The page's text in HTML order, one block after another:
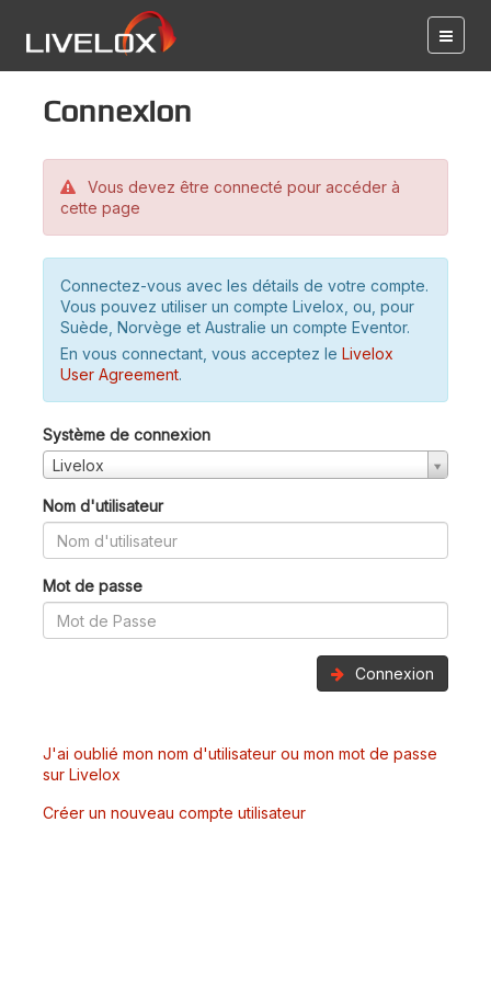
Connexion
Vous devez être connecté pour accéder à
cette page
Connectez-vous avec les détails de votre compte.
Vous pouvez utiliser un compte Livelox, ou, pour
Suède, Norvège et Australie un compte Eventor.
En vous connectant, vous acceptez le Livelox
User Agreement.
Système de connexion
Livelox
Nom d'utilisateur
Mot de passe
Connexion
J'ai oublié mon nom d'utilisateur ou mon mot de passe
sur Livelox
Créer un nouveau compte utilisateur